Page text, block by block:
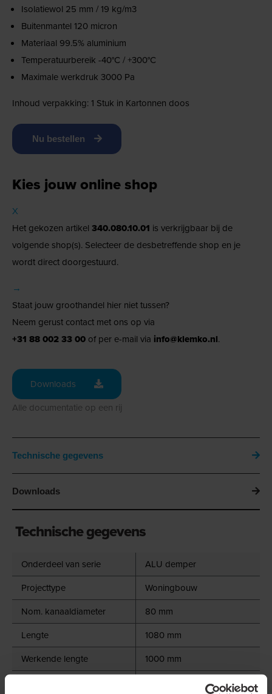
Isolatiewol 25 mm / 19 kg/m3
Buitenmantel 120 micron
Materiaal 99.5% aluminium
Temperatuurbereik -40°C / +300°C
Maximale werkdruk 3000 Pa
Inhoud verpakking: 1 Stuk in Kartonnen doos
Nu bestellen
Kies jouw online shop
X
Het gekozen artikel 340.080.10.01 is verkrijgbaar bij de
volgende shop(s). Selecteer de desbetreffende shop en je
wordt direct doorgestuurd.
→
Staat jouw groothandel hier niet tussen?
Neem gerust contact met ons op via
+31 88 002 33 00 of per e-mail via info@klemko.nl.
Downloads
Alle documentatie op een rij
Technische gegevens
Downloads
Technische gegevens
Onderdeel van serie
ALU demper
Projecttype
Woningbouw
Nom. kanaaldiameter
80 mm
Lengte
1080 mm
Werkende lengte
1000 mm